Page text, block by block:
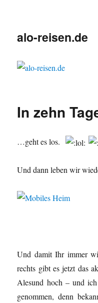
alo-reisen.de
In zehn
…geht es los.
Und dann leben wir
Und damit Ihr immer
rechts gibt es jetzt das
Alesund hoch – und
genommen, denn